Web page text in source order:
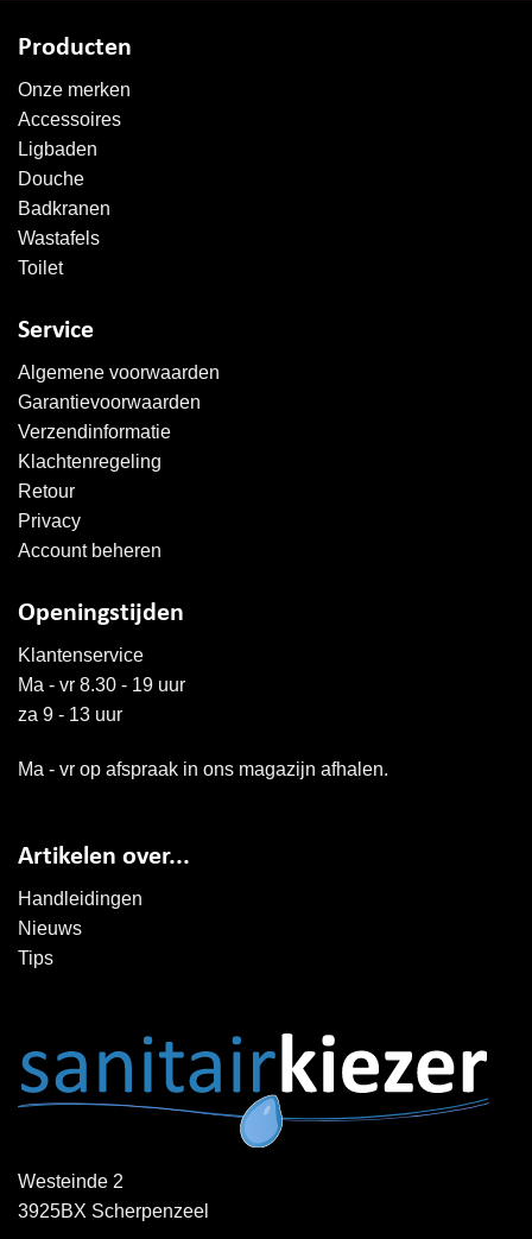
Producten
Onze merken
Accessoires
Ligbaden
Douche
Badkranen
Wastafels
Toilet
Service
Algemene voorwaarden
Garantievoorwaarden
Verzendinformatie
Klachtenregeling
Retour
Privacy
Account beheren
Openingstijden
Klantenservice
Ma - vr 8.30 - 19 uur
za 9 - 13 uur
Ma - vr op afspraak in ons magazijn afhalen.
Artikelen over...
Handleidingen
Nieuws
Tips
Westeinde 2
3925BX Scherpenzeel